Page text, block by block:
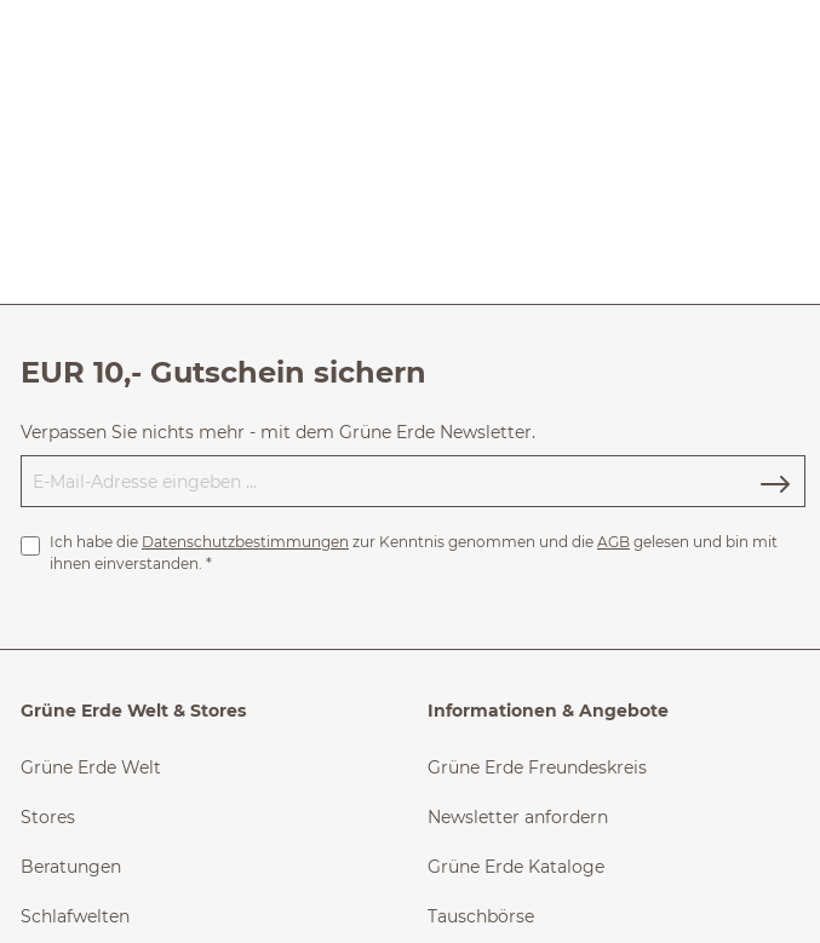
EUR 10,- Gutschein sichern
Verpassen Sie nichts mehr - mit dem Grüne Erde Newsletter.
Ich habe die Datenschutzbestimmungen zur Kenntnis genommen und die AGB gelesen und bin mit
ihnen einverstanden. *
Grüne Erde Welt & Stores
Grüne Erde Welt
Stores
Beratungen
Schlafwelten
Informationen & Angebote
Grüne Erde Freundeskreis
Newsletter anfordern
Grüne Erde Kataloge
Tauschbörse